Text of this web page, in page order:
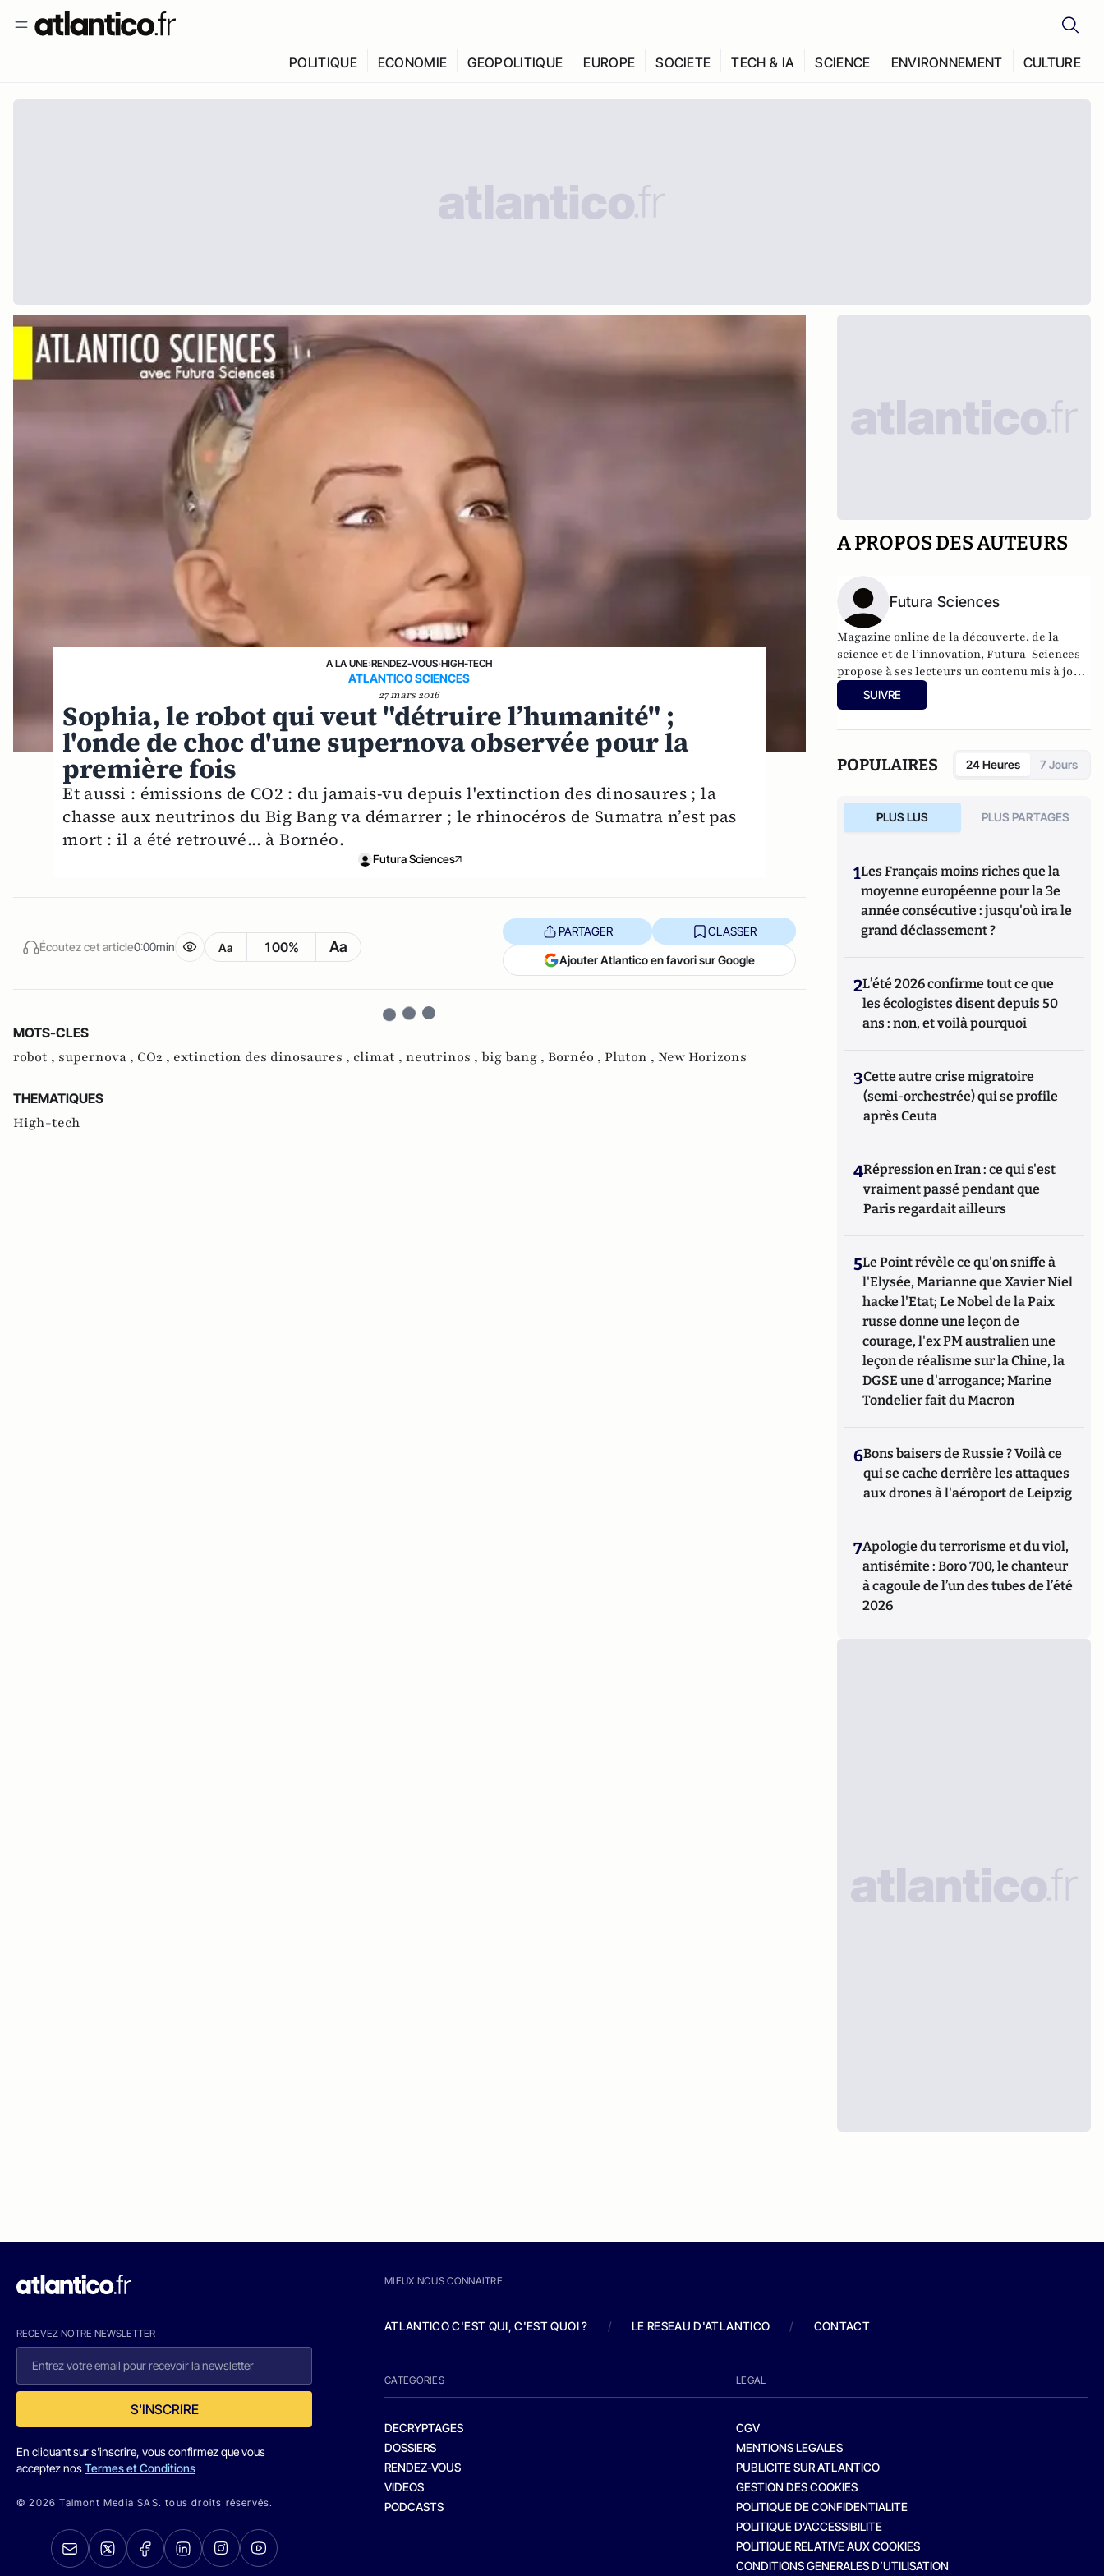
POLITIQUE ECONOMIE GEOPOLITIQUE EUROPE SOCIETE TECH & IA SCIENCE ENVIRONNEMENT CULTURE
A LA UNE›RENDEZ-VOUS›HIGH-TECH
ATLANTICO SCIENCES
27 mars 2016
Sophia, le robot qui veut "détruire l’humanité" ;
l'onde de choc d'une supernova observée pour la
première fois
Et aussi : émissions de CO2 : du jamais-vu depuis l'extinction des dinosaures ; la
chasse aux neutrinos du Big Bang va démarrer ; le rhinocéros de Sumatra n’est pas
mort : il a été retrouvé... à Bornéo.
Futura Sciences
Écoutez cet article0:00min Aa 100% Aa
PARTAGER CLASSER
Ajouter Atlantico en favori sur Google
MOTS-CLES
robot , supernova , CO2 , extinction des dinosaures , climat , neutrinos , big bang , Bornéo , Pluton , New Horizons
THEMATIQUES
High-tech
A PROPOS DES AUTEURS
Futura Sciences
Magazine online de la découverte, de la
science et de l’innovation,Futura-Sciences
propose à ses lecteurs un contenu mis à jour
en permanence et richement illustré.
SUIVRE
POPULAIRES 24 Heures 7 Jours
PLUS LUS PLUS PARTAGES
1Les Français moins riches que la
moyenne européenne pour la 3e
année consécutive : jusqu'où ira le
grand déclassement ?
2L’été 2026 confirme tout ce que
les écologistes disent depuis 50
ans : non, et voilà pourquoi
3Cette autre crise migratoire
(semi-orchestrée) qui se profile
après Ceuta
4Répression en Iran : ce qui s'est
vraiment passé pendant que
Paris regardait ailleurs
5Le Point révèle ce qu'on sniffe à
l'Elysée, Marianne que Xavier Niel
hacke l'Etat; Le Nobel de la Paix
russe donne une leçon de
courage, l'ex PM australien une
leçon de réalisme sur la Chine, la
DGSE une d'arrogance; Marine
Tondelier fait du Macron
6Bons baisers de Russie ? Voilà ce
qui se cache derrière les attaques
aux drones à l'aéroport de Leipzig
7Apologie du terrorisme et du viol,
antisémite : Boro 700, le chanteur
à cagoule de l’un des tubes de l’été
2026
RECEVEZ NOTRE NEWSLETTER
S'INSCRIRE
En cliquant sur s'inscrire, vous confirmez que vous
acceptez nosTermes et Conditions
© 2026 Talmont Media SAS. tous droits réservés.
MIEUX NOUS CONNAITRE
ATLANTICO C'EST QUI, C'EST QUOI ? / LE RESEAU D'ATLANTICO / CONTACT
CATEGORIES
DECRYPTAGES
DOSSIERS
RENDEZ-VOUS
VIDEOS
PODCASTS
LEGAL
CGV
MENTIONS LEGALES
PUBLICITE SUR ATLANTICO
GESTION DES COOKIES
POLITIQUE DE CONFIDENTIALITE
POLITIQUE D’ACCESSIBILITE
POLITIQUE RELATIVE AUX COOKIES
CONDITIONS GENERALES D’UTILISATION